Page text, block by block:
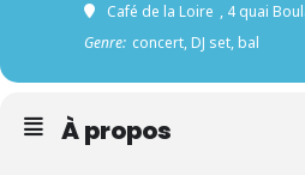
Café de la Loire , 4 quai
Genre: concert, DJ set, bal
À propos